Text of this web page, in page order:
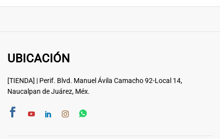
UBICACIÓN
[TIENDA] | Perif. Blvd. Manuel Ávila Camacho 92-Local 14,
Naucalpan de Juárez, Méx.